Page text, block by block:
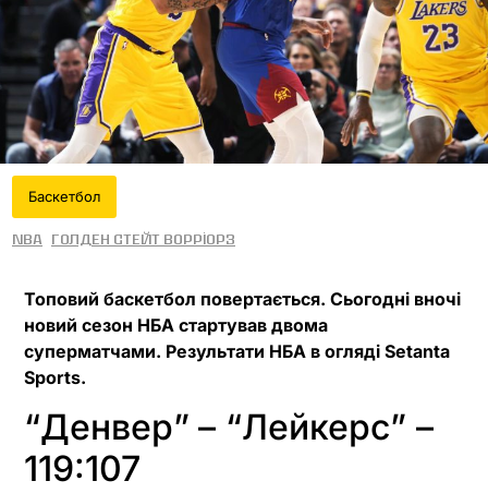
Баскетбол
NBA Голден Стейт Ворріорз
Топовий баскетбол повертається. Сьогодні вночі
новий сезон НБА стартував двома
суперматчами. Результати НБА в огляді Setanta
Sports.
“Денвер” – “Лейкерс” –
119:107